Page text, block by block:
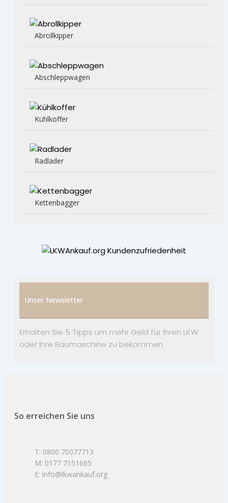
Abrollkipper
Abschleppwagen
Kühlkoffer
Radlader
Kettenbagger
Unser Newsletter
Erhalten Sie 5 Tipps um mehr Geld für Ihren LKW
oder Ihre Baumaschine zu bekommen.
So erreichen Sie uns
T: 0800 70077713
M: 0177 7151665
E: info@lkwankauf.org